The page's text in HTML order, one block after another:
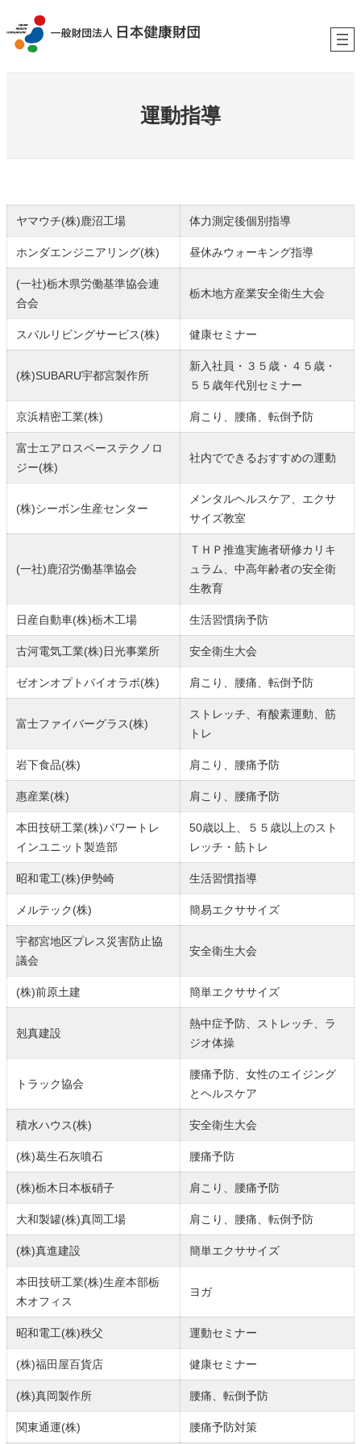
容
ス
運動指導
ヤマウチ(株)鹿沼工場 体力測定後個別指導
ホンダエンジニアリング(株) 昼休みウォーキング指導
(一社)栃木県労働基準協会連
合会
栃木地方産業安全衛生大会
スバルリビングサービス(株) 健康セミナー
(株)SUBARU宇都宮製作所
新入社員・３５歳・４５歳・
５５歳年代別セミナー
京浜精密工業(株) 肩こり、腰痛、転倒予防
富士エアロスペーステクノロ
ジー(株)
社内でできるおすすめの運動
(株)シーボン生産センター
メンタルヘルスケア、エクサ
サイズ教室
(一社)鹿沼労働基準協会
ＴＨＰ推進実施者研修カリキ
ュラム、中高年齢者の安全衛
生教育
日産自動車(株)栃木工場 生活習慣病予防
古河電気工業(株)日光事業所 安全衛生大会
ゼオンオプトバイオラボ(株) 肩こり、腰痛、転倒予防
富士ファイバーグラス(株)
ストレッチ、有酸素運動、筋
トレ
岩下食品(株) 肩こり、腰痛予防
惠産業(株) 肩こり、腰痛予防
本田技研工業(株)パワートレ
インユニット製造部
50歳以上、５５歳以上のスト
レッチ・筋トレ
昭和電工(株)伊勢崎 生活習慣指導
メルテック(株) 簡易エクササイズ
宇都宮地区プレス災害防止協
議会
安全衛生大会
(株)前原土建 簡単エクササイズ
剋真建設
熱中症予防、ストレッチ、ラ
ジオ体操
トラック協会
腰痛予防、女性のエイジング
とヘルスケア
積水ハウス(株) 安全衛生大会
(株)葛生石灰噴石 腰痛予防
(株)栃木日本板硝子 肩こり、腰痛予防
大和製罐(株)真岡工場 肩こり、腰痛、転倒予防
(株)真進建設 簡単エクササイズ
本田技研工業(株)生産本部栃
木オフィス
ヨガ
昭和電工(株)秩父 運動セミナー
(株)福田屋百貨店 健康セミナー
(株)真岡製作所 腰痛、転倒予防
関東通運(株) 腰痛予防対策